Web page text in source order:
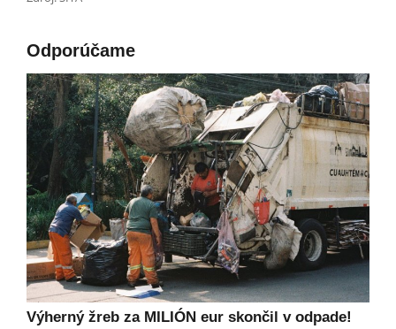
Odporúčame
Výherný žreb za MILIÓN eur skončil v odpade!